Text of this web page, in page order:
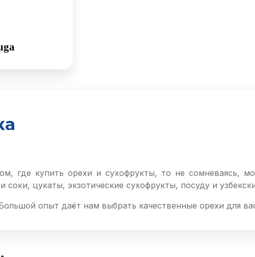
где купить орехи и сухофрукты, то не сомневаясь,
соки, цукаты, экзотические сухофрукты, посуду и
опыт даёт нам выбрать качественные орехи для